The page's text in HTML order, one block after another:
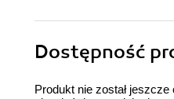
Dostępność
Produkt nie został